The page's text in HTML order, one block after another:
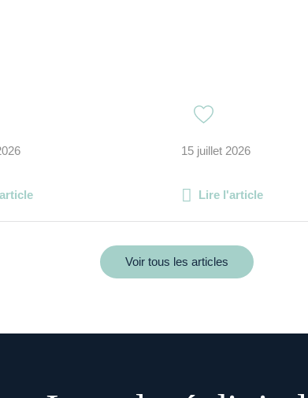
15 juillet 2026
Lire l'article
Voir tous les articles